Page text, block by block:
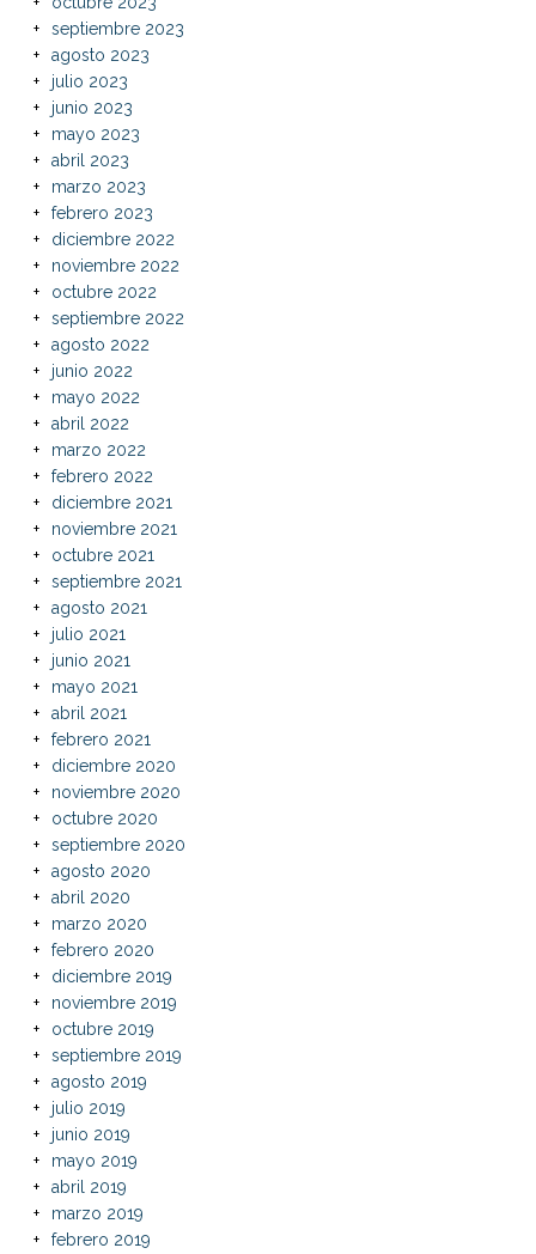
septiembre 2023
agosto 2023
julio 2023
junio 2023
mayo 2023
abril 2023
marzo 2023
febrero 2023
diciembre 2022
noviembre 2022
octubre 2022
septiembre 2022
agosto 2022
junio 2022
mayo 2022
abril 2022
marzo 2022
febrero 2022
diciembre 2021
noviembre 2021
octubre 2021
septiembre 2021
agosto 2021
julio 2021
junio 2021
mayo 2021
abril 2021
febrero 2021
diciembre 2020
noviembre 2020
octubre 2020
septiembre 2020
agosto 2020
abril 2020
marzo 2020
febrero 2020
diciembre 2019
noviembre 2019
octubre 2019
septiembre 2019
agosto 2019
julio 2019
junio 2019
mayo 2019
abril 2019
marzo 2019
febrero 2019